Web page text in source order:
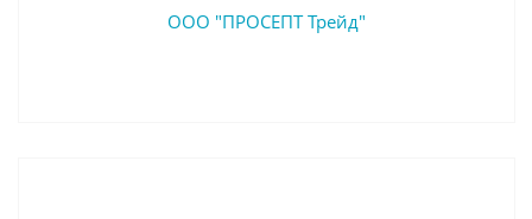
ООО "ПРОСЕПТ Трейд"